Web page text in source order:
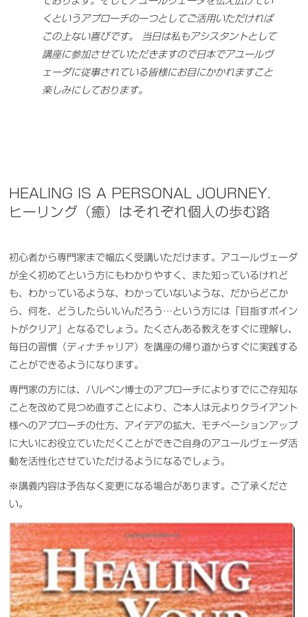
くというアプローチの一つとしてご活用いただければ
この上ない喜びです。 当日は私もアシスタントとして
講座に参加させていただきますので日本でアユールヴ
ェーダに従事されている皆様にお目にかかれますこと
楽しみにしております。
HEALING IS A PERSONAL JOURNEY.
ヒーリング（癒）はそれぞれ個人の歩む路
初心者から専門家まで幅広く受講いただけます。アユールヴェーダ
が全く初めてという方にもわかりやすく、また知っているけれど
も、わかっているような、わかっていないような、だからどこか
ら、何を、どうしたらいいんだろう…という方には「目指すポイン
トがクリア」となるでしょう。たくさんある教えをすぐに理解し、
毎日の習慣（ディナチャリア）を講座の帰り道からすぐに実践する
ことができるようになります。
専門家の方には、ハルペン博士のアプローチによりすでにご存知な
ことを改めて見つめ直すことにより、ご本人は元よりクライアント
様へのアプローチの仕方、アイデアの拡大、モチベーションアップ
に大いにお役立ていただくことができご自身のアユールヴェーダ活
動を活性化させていただけるようになるでしょう。
※講義内容は予告なく変更になる場合があります。ご了承くださ
い。